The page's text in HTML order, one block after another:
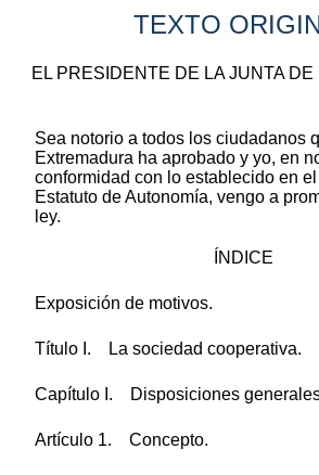
TEXTO
EL PRESIDENTE DE LA JUNTA
Sea notorio a todos los ciudadanos
Extremadura ha aprobado y yo, en
conformidad con lo establecido en
Estatuto de Autonomía, vengo a
ley.
ÍNDICE
Exposición de motivos.
Título I. La sociedad cooperativa.
Capítulo I. Disposiciones
Artículo 1. Concepto.